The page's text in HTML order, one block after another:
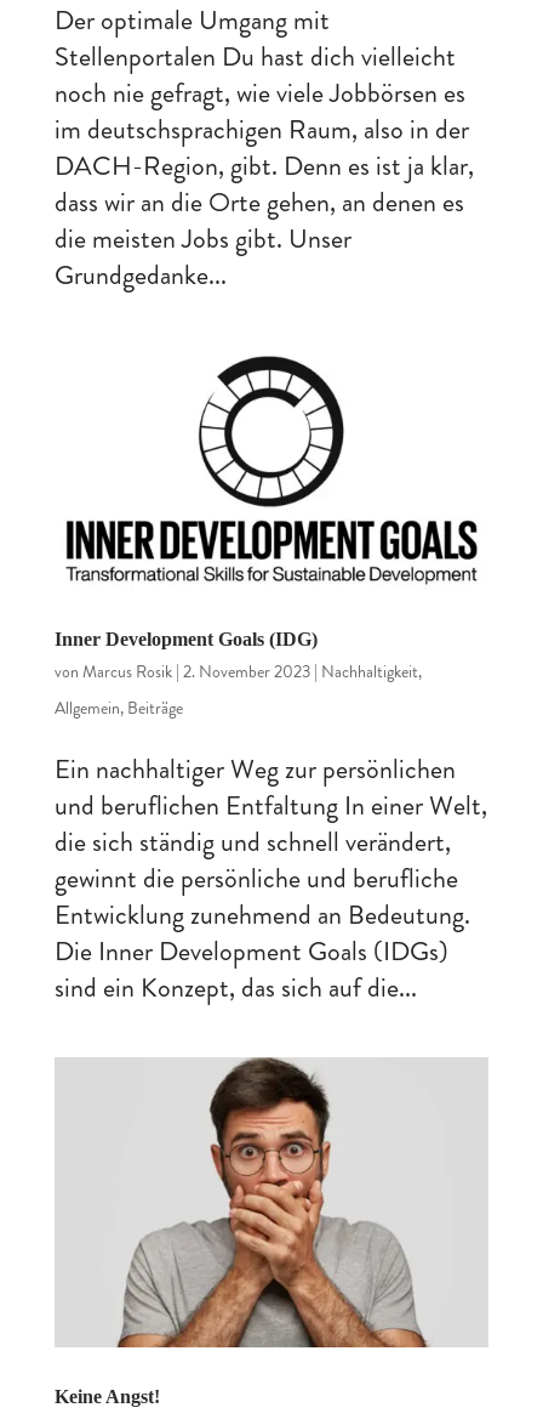
Der optimale Umgang mit
Stellenportalen Du hast dich vielleicht
noch nie gefragt, wie viele Jobbörsen es
im deutschsprachigen Raum, also in der
DACH-Region, gibt. Denn es ist ja klar,
dass wir an die Orte gehen, an denen es
die meisten Jobs gibt. Unser
Grundgedanke...
Inner Development Goals (IDG)
von Marcus Rosik| 2. November 2023| Nachhaltigkeit,
Allgemein, Beiträge
Ein nachhaltiger Weg zur persönlichen
und beruflichen Entfaltung In einer Welt,
die sich ständig und schnell verändert,
gewinnt die persönliche und berufliche
Entwicklung zunehmend an Bedeutung.
Die Inner Development Goals (IDGs)
sind ein Konzept, das sich auf die...
Keine Angst!